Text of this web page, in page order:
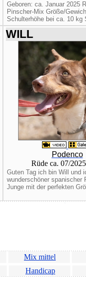
Geboren: ca. Januar 2025
Pinscher-Mix Größe/
Schulterhöhe bei ca. 10 kg
WILL
Podenco
Rüde ca. 07/
Guten Tag ich bin Will und
wunderschöner spanischer
Junge mit der perfekten
Mix mittel
Handicap